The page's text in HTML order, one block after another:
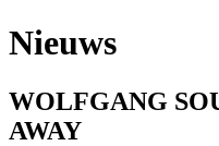
Nieuws
WOLFGANG
AWAY